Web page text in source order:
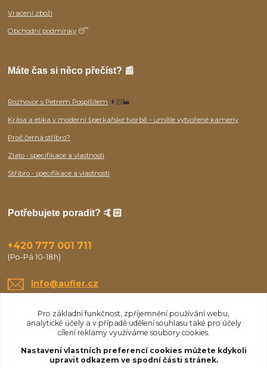
Vracení zboží
Obchodní podmínky 😴
Máte čas si něco přečíst? 📰
Rozhovor s Petrem Pospíšilem 👨🏻‍🏭
Krása a etika v moderní šperkařské tvorbě - uměle vytvořené kameny
Proč černá stříbro?
Zlato - specifikace a vlastnosti
Stříbro - specifikace a vlastnosti
Potřebujete poradit? 🤙🏻
+420 777 001 711
(Po-Pá 10-18h)
info@aufler.cz
Pro základní funkčnost, zpříjemnění používání webu,
analytické účely a v případě udělení souhlasu také pro účely
cílení reklamy využíváme soubory cookies.
Nastavení vlastních preferencí cookies můžete kdykoli
upravit odkazem ve spodní části stránek.